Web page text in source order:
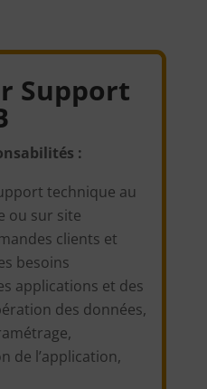
Support
:
technique au
ou sur site
clients et
besoins
applications et des
des données,
de l’application,